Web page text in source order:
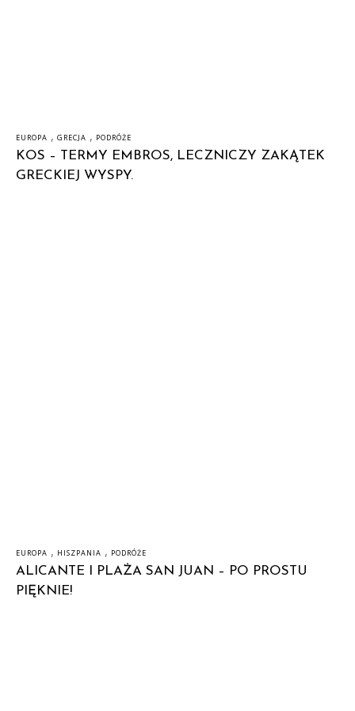
EUROPA , GRECJA , PODRÓŻE
KOS – TERMY EMBROS, LECZNICZY ZAKĄTEK
GRECKIEJ WYSPY.
EUROPA , HISZPANIA , PODRÓŻE
ALICANTE I PLAŻA SAN JUAN – PO PROSTU
PIĘKNIE!